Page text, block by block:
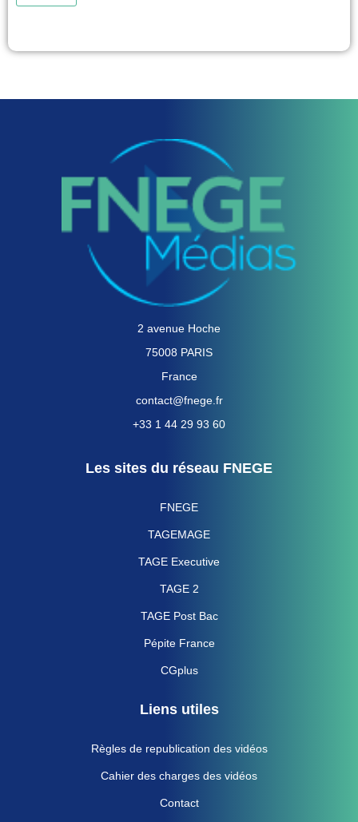
2 avenue Hoche
75008 PARIS
France
contact@fnege.fr
+33 1 44 29 93 60
Les sites du réseau FNEGE
FNEGE
TAGEMAGE
TAGE Executive
TAGE 2
TAGE Post Bac
Pépite France
CGplus
Liens utiles
Règles de republication des vidéos
Cahier des charges des vidéos
Contact